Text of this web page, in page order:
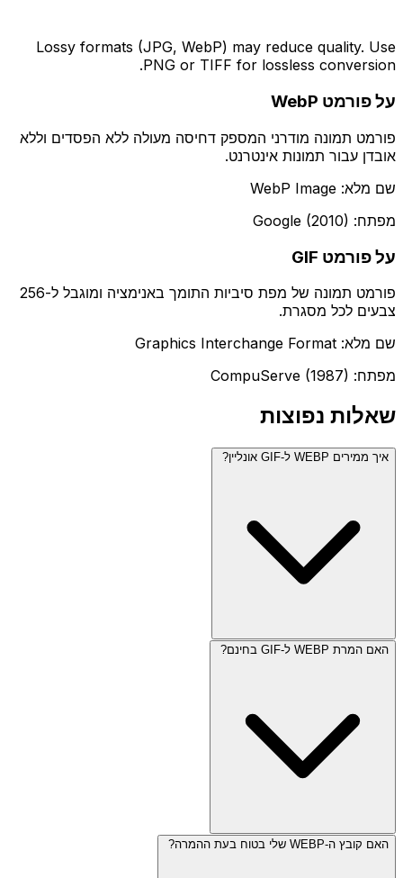
Lossy formats (JPG, WebP) may reduce quality. Use
PNG or TIFF for lossless conversion.
על פורמט WebP
פורמט תמונה מודרני המספק דחיסה מעולה ללא הפסדים וללא
אובדן עבור תמונות אינטרנט.
שם מלא: WebP Image
מפתח: Google (2010)
על פורמט GIF
פורמט תמונה של מפת סיביות התומך באנימציה ומוגבל ל-256
צבעים לכל מסגרת.
שם מלא: Graphics Interchange Format
מפתח: CompuServe (1987)
שאלות נפוצות
איך ממירים WEBP ל-GIF אונליין?
האם המרת WEBP ל-GIF בחינם?
האם קובץ ה-WEBP שלי בטוח בעת ההמרה?